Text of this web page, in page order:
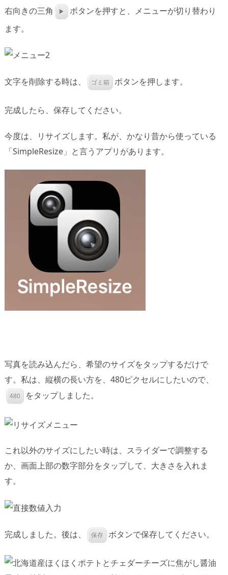
右向きの三角 ▶
ボタンを押すと、メニューが切り替わり
ます。
文字を削除する時は、 ゴミ箱 ボタンを押します。
完成したら、保存してください。
今度は、リサイズします。私が、かなり昔から使っている
「SimpleResize」と言うアプリがあります。
写真を読み込んだら、希望のサイズをタップするだけで
す。私は、縦横の長い方を、480ピクセルにしたいので、
480 をタップしました。
これ以外のサイズにしたい時は、スライダーで調整する
か、画面上部の数字部分をタップして、大きさを入れま
す。
完成しました。後は、 保存 ボタンで保存してください。